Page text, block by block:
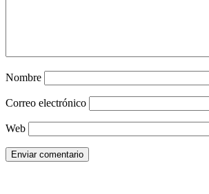
Nombre
Correo electrónico
Web